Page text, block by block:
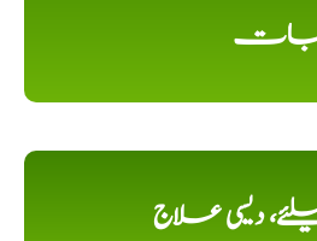
دیسی علاج